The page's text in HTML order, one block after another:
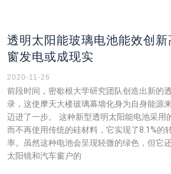
透明太阳能玻璃电池能效创
窗发电或成现实
2020-11-26
前段时间，密歇根大学研究团队创造出新的
录，这使摩天大楼玻璃幕墙化身为自身能源
迈进了一步。 这种新型透明太阳能电池采用
而不再使用传统的硅材料，它实现了8.1%的
率。虽然这种电池会呈现轻微的绿色，但它
太阳镜和汽车窗户的